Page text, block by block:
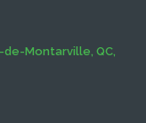
de-Montarville, QC,